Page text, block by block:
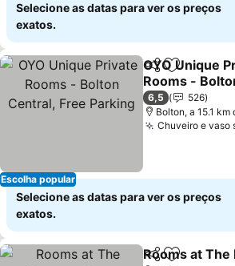
Selecione as datas para ver os preços
exatos.
Escolha popular
PartilharAdicionar
OYO Unique
Rooms -
Free Parking
Ver preços
6,5
526
Bolton, a 15.1 km
Chuveiro e vaso
Selecione as datas para ver os preços
exatos.
PartilharAdicionar
Rooms at